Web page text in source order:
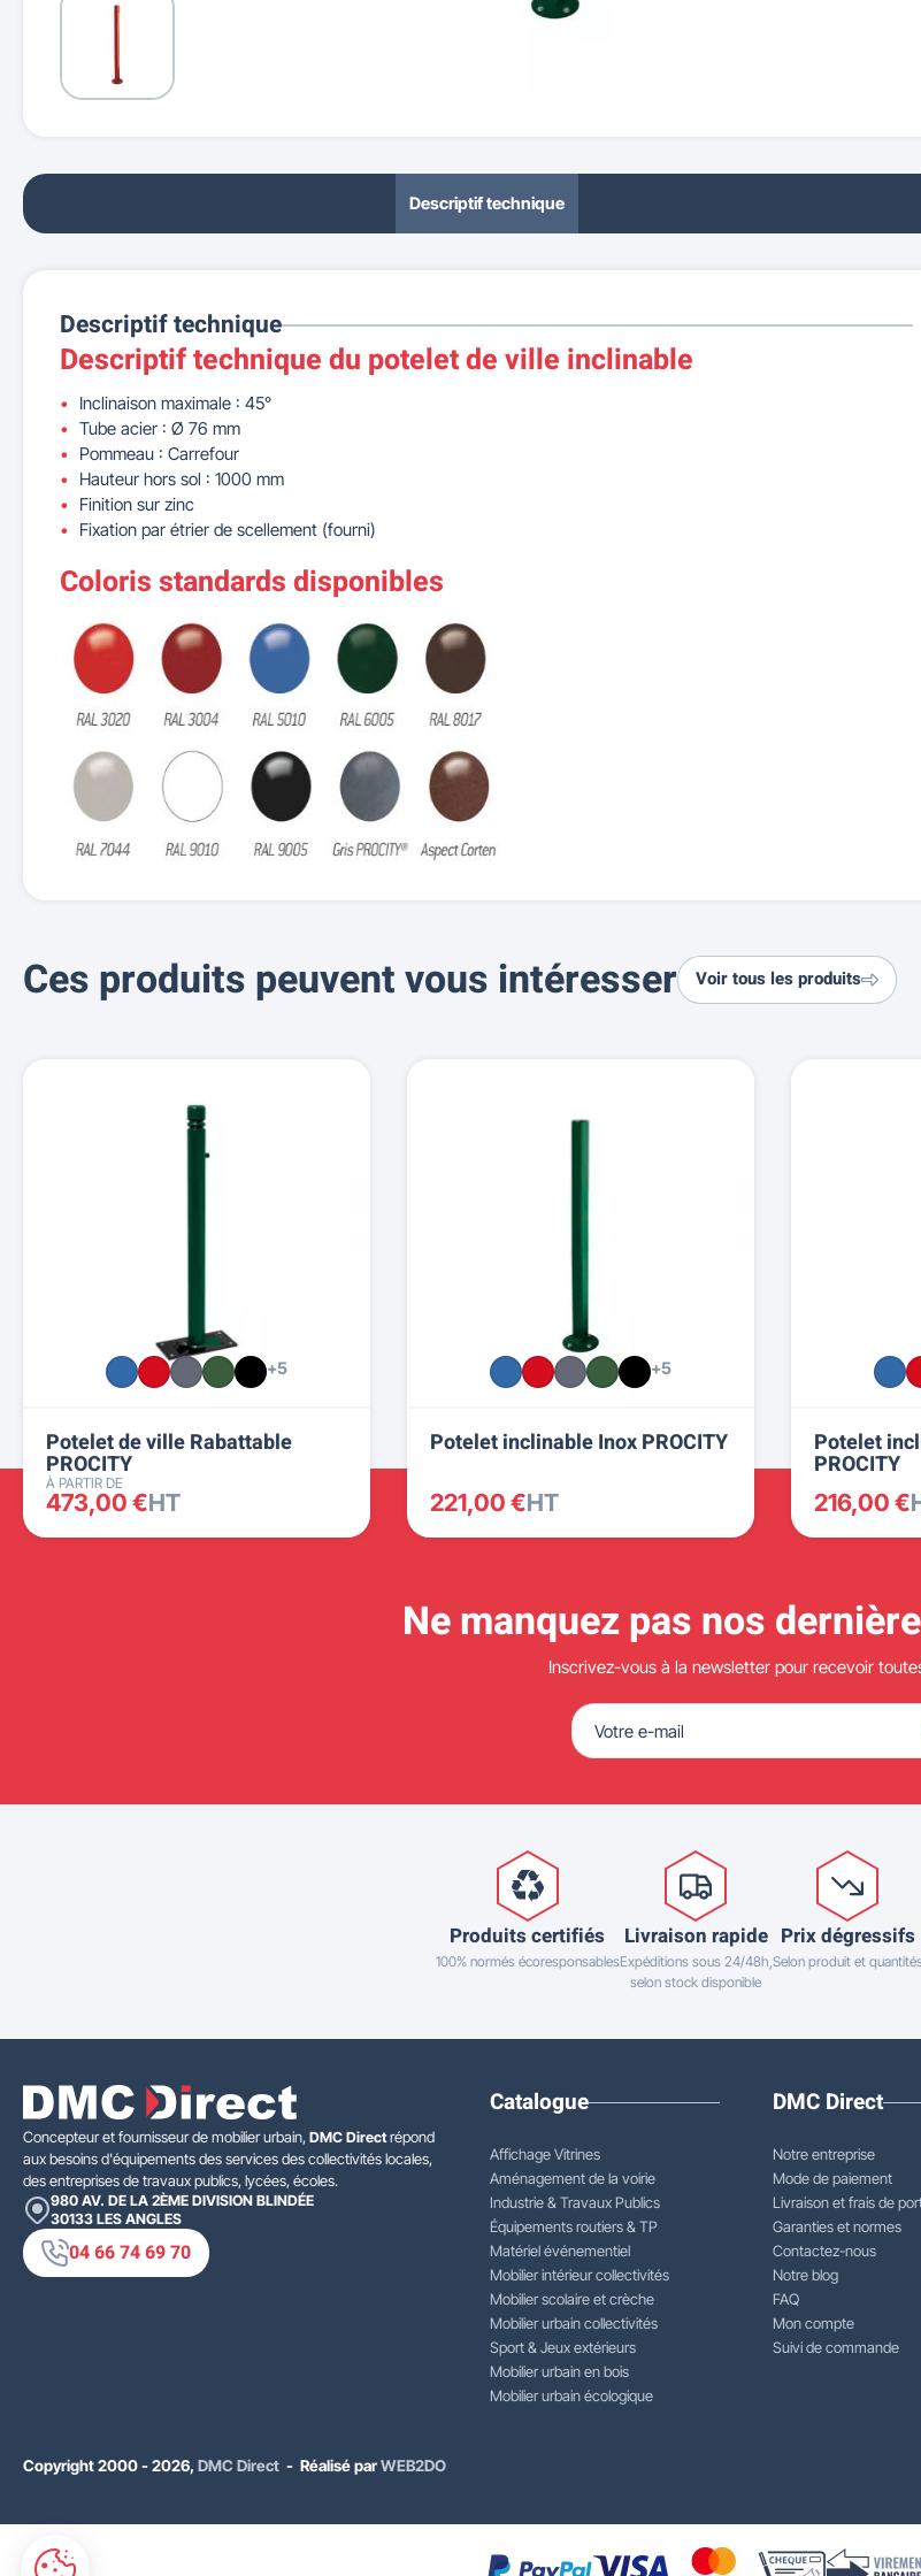
Descriptif technique
Descriptif technique
Descriptif technique du potelet de ville inclinable
Inclinaison maximale : 45°
Tube acier : Ø 76 mm
Pommeau : Carrefour
Hauteur hors sol : 1000 mm
Finition sur zinc
Fixation par étrier de scellement (fourni)
Coloris standards disponibles
Ces produits peuvent vous intéresser Voir tous les produits
+5
Potelet de ville Rabattable
PROCITY
À PARTIR DE
473,00 €HT
+5
Potelet inclinable Inox PROCITY
221,00 €HT
Potelet
PROCITY
216,00 €
Ne manquez pas nos
Inscrivez-vous à la newsletter pour recevoir
Produits certifiés
100% normés écoresponsables
Livraison rapide
Expéditions sous 24/48h,
selon stock disponible
Prix dégressifs
Selon produit et
Concepteur et fournisseur de mobilier urbain, DMC Directrépond
aux besoins d'équipements des services des collectivités locales,
des entreprises de travaux publics, lycées, écoles.
980 AV. DE LA 2ÈME DIVISION BLINDÉE
30133 LES ANGLES
04 66 74 69 70
Catalogue
Affichage Vitrines
Aménagement de la voirie
Industrie & Travaux Publics
Équipements routiers & TP
Matériel événementiel
Mobilier intérieur collectivités
Mobilier scolaire et crèche
Mobilier urbain collectivités
Sport & Jeux extérieurs
Mobilier urbain en bois
Mobilier urbain écologique
DMC Direct
Notre entreprise
Mode de paiement
Livraison et frais de
Garanties et normes
Contactez-nous
Notre blog
FAQ
Mon compte
Suivi de commande
Copyright 2000 - 2026, DMC Direct - Réalisé parWEB2DO